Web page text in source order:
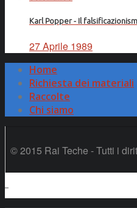
Karl Popper - Il
27 Aprile 1989
Home
Richiesta dei materiali
Raccolte
Chi siamo
© 2015 Rai Teche - Tutti i